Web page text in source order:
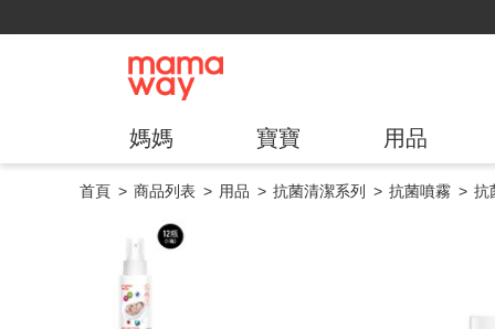
媽媽 寶寶 用品
首頁 商品列表 用品 抗菌清潔系列 抗菌噴霧 抗